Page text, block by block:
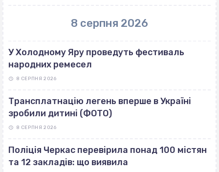
8 серпня 2026
У Холодному Яру проведуть фестиваль
народних ремесел
8 СЕРПНЯ 2026
Трансплатнацію легень вперше в Україні
зробили дитині (ФОТО)
8 СЕРПНЯ 2026
Поліція Черкас перевірила понад 100 містян
та 12 закладів: що виявила